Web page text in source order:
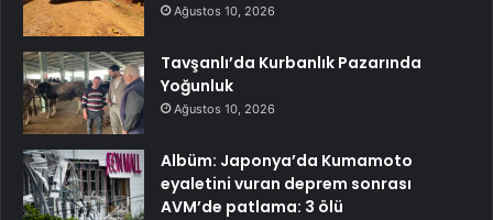
Ağustos 10, 2026
Tavşanlı’da Kurbanlık Pazarında
Yoğunluk
Ağustos 10, 2026
Albüm: Japonya’da Kumamoto
eyaletini vuran deprem sonrası
AVM’de patlama: 3 ölü